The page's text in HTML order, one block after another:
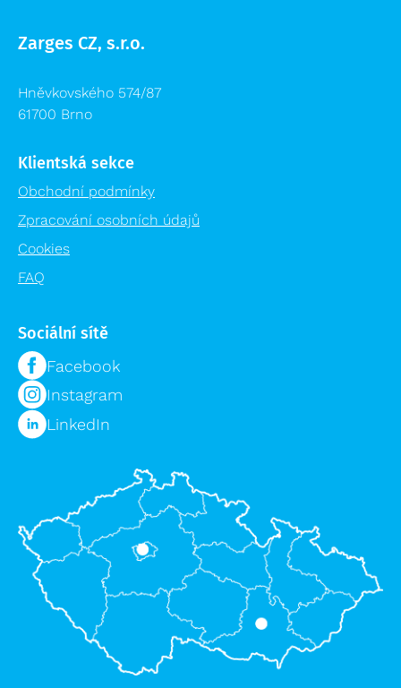
Zarges CZ, s.r.o.
Hněvkovského 574/87
61700 Brno
Klientská sekce
Obchodní podmínky
Zpracování osobních údajů
Cookies
FAQ
Sociální sítě
Facebook
Instagram
LinkedIn